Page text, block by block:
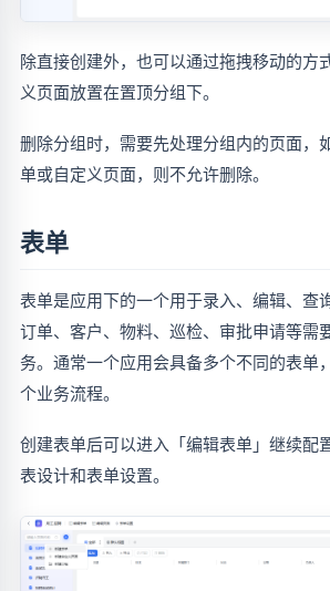
除直接创建外，也可以通过拖拽移动的方
义页面放置在置顶分组下。
删除分组时，需要先处理分组内的页面，
单或自定义页面，则不允许删除。
表单
表单是应用下的一个用于录入、编辑、查
订单、客户、物料、巡检、审批申请等需
务。通常一个应用会具备多个不同的表单
个业务流程。
创建表单后可以进入「编辑表单」继续配
表设计和表单设置。